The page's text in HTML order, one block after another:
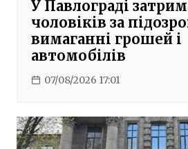
У Павлограді
чоловіків за
вимаганні грошей і
автомобілів
07/08/2026 17:01